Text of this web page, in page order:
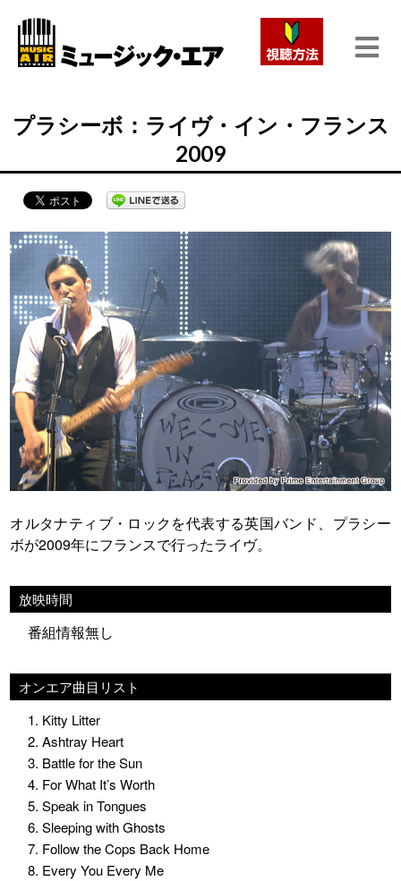
プラシーボ：ライヴ・イン・フランス
2009
オルタナティブ・ロックを代表する英国バンド、プラシー
ボが2009年にフランスで行ったライヴ。
放映時間
番組情報無し
オンエア曲目リスト
1. Kitty Litter
2. Ashtray Heart
3. Battle for the Sun
4. For What It’s Worth
5. Speak in Tongues
6. Sleeping with Ghosts
7. Follow the Cops Back Home
8. Every You Every Me